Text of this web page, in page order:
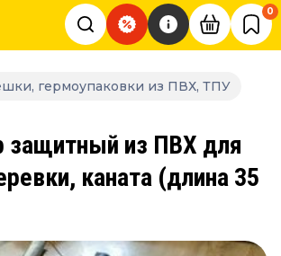
0
гермоупаковки из ПВХ, ТПУ
защитный из ПВХ для
каната (длина 35